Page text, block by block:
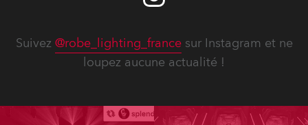
Suivez @robe_lighting_francesur Instagram et ne
loupez aucune actualité !